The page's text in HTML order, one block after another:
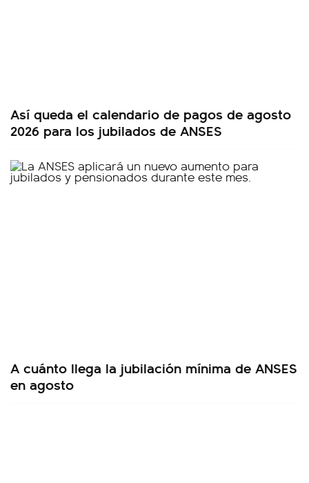
Así queda el calendario de pagos de agosto
2026 para los jubilados de ANSES
A cuánto llega la jubilación mínima de ANSES
en agosto